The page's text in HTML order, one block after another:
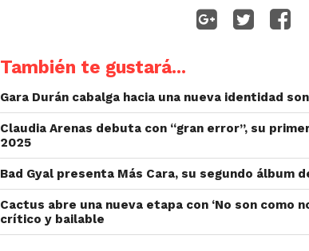
También te gustará...
Gara Durán cabalga hacia una nueva identidad
Claudia Arenas debuta con “gran error”, su
2025
Bad Gyal presenta Más Cara, su segundo álbum
Cactus abre una nueva etapa con ‘No son como
crítico y bailable